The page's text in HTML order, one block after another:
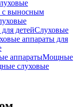
с выносным
детейСлуховые
аппараты для
аппаратыМощные
слуховые